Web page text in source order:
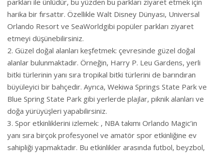
parkları ile ünlüdür, bu yüzden bu parkları ziyaret etmek için
harika bir fırsattır. Özellikle Walt Disney Dünyası, Universal
Orlando Resort ve SeaWorldgibi popüler parkları ziyaret
etmeyi düşünebilirsiniz.
Güzel doğal alanları keşfetmek: çevresinde güzel doğal
alanlar bulunmaktadır. Örneğin, Harry P. Leu Gardens, yerli
bitki türlerinin yanı sıra tropikal bitki türlerini de barındıran
büyüleyici bir bahçedir. Ayrıca, Wekiwa Springs State Park ve
Blue Spring State Park gibi yerlerde plajlar, piknik alanları ve
doğa yürüyüşleri yapabilirsiniz.
Spor etkinliklerini izlemek: , NBA takımı Orlando Magic’in
yanı sıra birçok profesyonel ve amatör spor etkinliğine ev
sahipliği yapmaktadır. Bu etkinlikler arasında futbol, beyzbol,